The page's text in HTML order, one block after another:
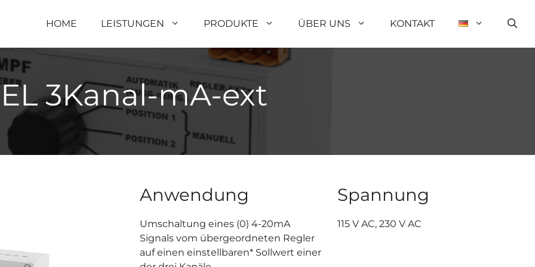
HOME LEISTUNGEN PRODUKTE ÜBER UNS KONTAKT
EL 3Kanal-mA-ext
Anwendung
Umschaltung eines (0) 4-20mA
Signals vom übergeordneten Regler
auf einen einstellbaren* Sollwert einer
Spannung
115 V AC, 230 V AC